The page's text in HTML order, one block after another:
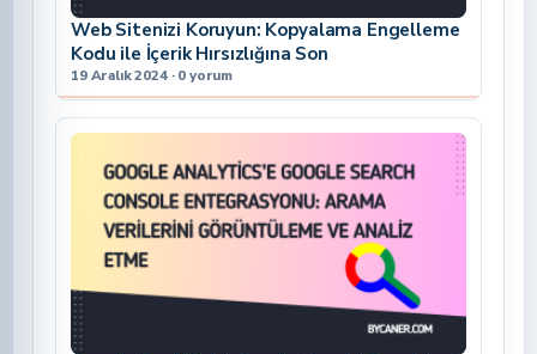
Web Sitenizi Koruyun: Kopyalama Engelleme
Kodu ile İçerik Hırsızlığına Son
19 Aralık 2024 · 0 yorum